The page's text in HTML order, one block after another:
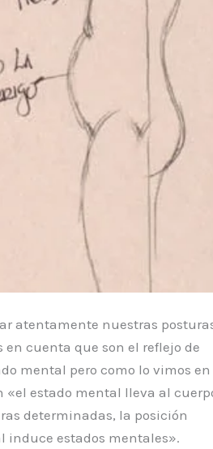
atentamente nuestras
en cuenta que son el reflejo de
mental pero como lo vimos en
«el estado mental lleva al
determinadas, la posición
induce estados mentales».